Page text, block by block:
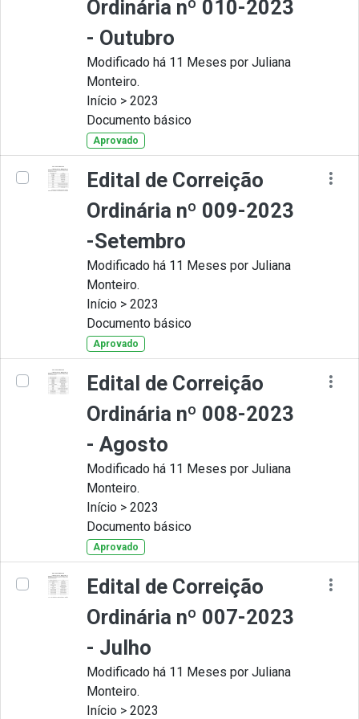
Ordinária nº 010-2023
- Outubro
Modificado há 11 Meses por Juliana
Monteiro.
Início > 2023
Documento básico
Aprovado
Edital de Correição
Ordinária nº 009-2023
-Setembro
Modificado há 11 Meses por Juliana
Monteiro.
Início > 2023
Documento básico
Aprovado
Edital de Correição
Ordinária nº 008-2023
- Agosto
Modificado há 11 Meses por Juliana
Monteiro.
Início > 2023
Documento básico
Aprovado
Edital de Correição
Ordinária nº 007-2023
- Julho
Modificado há 11 Meses por Juliana
Monteiro.
Início > 2023